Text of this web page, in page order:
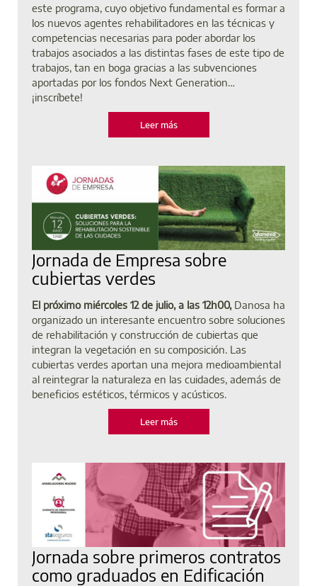
este programa, cuyo objetivo fundamental es formar a
los nuevos agentes rehabilitadores en las técnicas y
competencias necesarias para poder abordar los
trabajos asociados a las distintas fases de este tipo de
trabajos, tan en boga gracias a las subvenciones
aportadas por los fondos Next Generation…
¡inscríbete!
Leer más
Jornada de Empresa sobre
cubiertas verdes
El próximo miércoles 12 de julio, a las 12h00,Danosa ha
organizado un interesante encuentro sobre soluciones
de rehabilitación y construcción de cubiertas que
integran la vegetación en su composición. Las
cubiertas verdes aportan una mejora medioambiental
al reintegrar la naturaleza en las cuidades, además de
beneficios estéticos, térmicos y acústicos.
Leer más
Jornada sobre primeros contratos
como graduados en Edificación